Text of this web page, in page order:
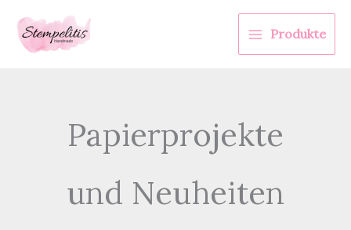
Inhalt
springen
Produkte
Papierprojekte
und Neuheiten